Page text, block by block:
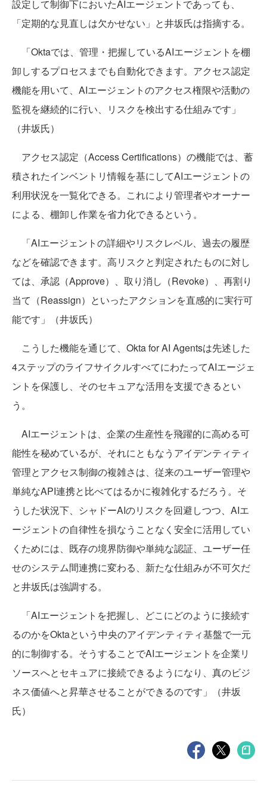
設定して制御下においたAIエージェントであっても、
「定期的な見直しは欠かせない」と井坂氏は指摘する。
「Oktaでは、管理・把握しているAIエージェントを棚
卸しするプロセスまでも自動化できます。アクセス認定
機能を用いて、AIエージェントのアクセス権限や活動の
監視を継続的に行い、リスクを検出する仕組みです」
（井坂氏）
アクセス認定（Access Certifications）の機能では、蓄
積されたインベントリ情報を基にしてAIエージェントの
利用状況を一覧化できる。これにより管理者やオーナー
による、棚卸し作業を省力化できるという。
「AIエージェントの詳細やリスクレベル、過去の履歴
などを確認できます。高リスクと判定されたものに対し
ては、承認（Approve）、取り消し（Revoke）、再割り
当て（Reassign）といったアクションを直感的に実行可
能です」（井坂氏）
こうした機能を通じて、Okta for AI Agentsは先述した
4ステップのライフサイクルすべてにわたってAIエージェ
ントを保護し、そのセキュアな活用を支援できるとい
う。
AIエージェントは、企業の生産性を飛躍的に高める可
能性を秘めているが、それにともなうアイデンティティ
管理とアクセス制御の複雑さは、従来のユーザー管理や
単純なAPI連携と比べてはるかに複雑化するだろう。そ
うした状況下、シャドーAIのリスクを回避しつつ、AIエ
ージェントの自律性を損なうことなく安全に活用してい
くためには、既存の境界防御や単純な認証、ユーザー任
せのシステム間連携に変わる、新たな仕組みが不可欠だ
と井坂氏は強調する。
「AIエージェントを把握し、どこにどのように接続す
るのかをOktaという中央のアイデンティティ基盤で一元
的に制御する。そうすることでAIエージェントを企業リ
ソースへとセキュアに接続できるようになり、真のビジ
ネス価値へと昇華させることができるのです」（井坂
氏）